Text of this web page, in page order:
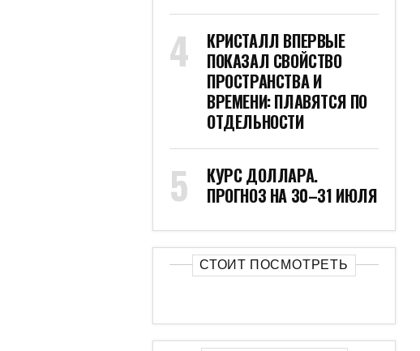
КРИСТАЛЛ ВПЕРВЫЕ
ПОКАЗАЛ СВОЙСТВО
ПРОСТРАНСТВА И
ВРЕМЕНИ: ПЛАВЯТСЯ ПО
ОТДЕЛЬНОСТИ
КУРС ДОЛЛАРА.
ПРОГНОЗ НА 30–31 ИЮЛЯ
СТОИТ ПОСМОТРЕТЬ